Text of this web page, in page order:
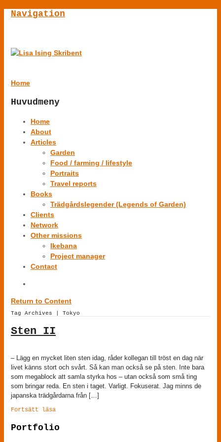
Navigation
Home
Huvudmeny
Home
About
Articles
Garden
Food / farming / lifestyle
Portraits
Travel reports
Books
Trädgårdslegender (Legends of Garden)
Clients
Network
Other missions
Ikebana
Project manager
Contact
Return to Content
Tag Archives | Tokyo
Sten II
– Lägg en mycket liten sten idag, råder kollegan till tröst en dag när
livet känns stort och svårt. Så kan man också se på sten. Inte bara
som megablock att samla styrka hos – utan också som små ting
som bringar reda. En sten i taget. Varligt. Fokuserat. Jag minns de
japanska trädgårdarna från […]
Fortsätt läsa
Portfolio